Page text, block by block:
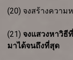
(20) จงสร้างควา
(21) จงแสวงหาวิธี
มาได้จนถึงที่สุด